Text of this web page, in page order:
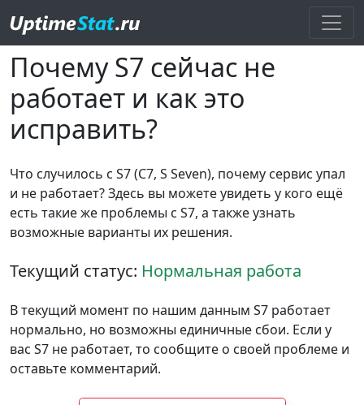
Почему S7 сейчас не
работает и как это
исправить?
Что случилось с S7 (С7, S Seven), почему сервис упал
и не работает? Здесь вы можете увидеть у кого ещё
есть такие же проблемы с S7, а также узнать
возможные варианты их решения.
Текущий статус: Нормальная работа
В текущий момент по нашим данным S7 работает
нормально, но возможны единичные сбои. Если у
вас S7 не работает, то сообщите о своей проблеме и
оставьте комментарий.